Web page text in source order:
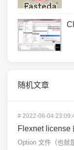
随机文章
# 2022-06-04
Flexnet license
Option 文件（也就